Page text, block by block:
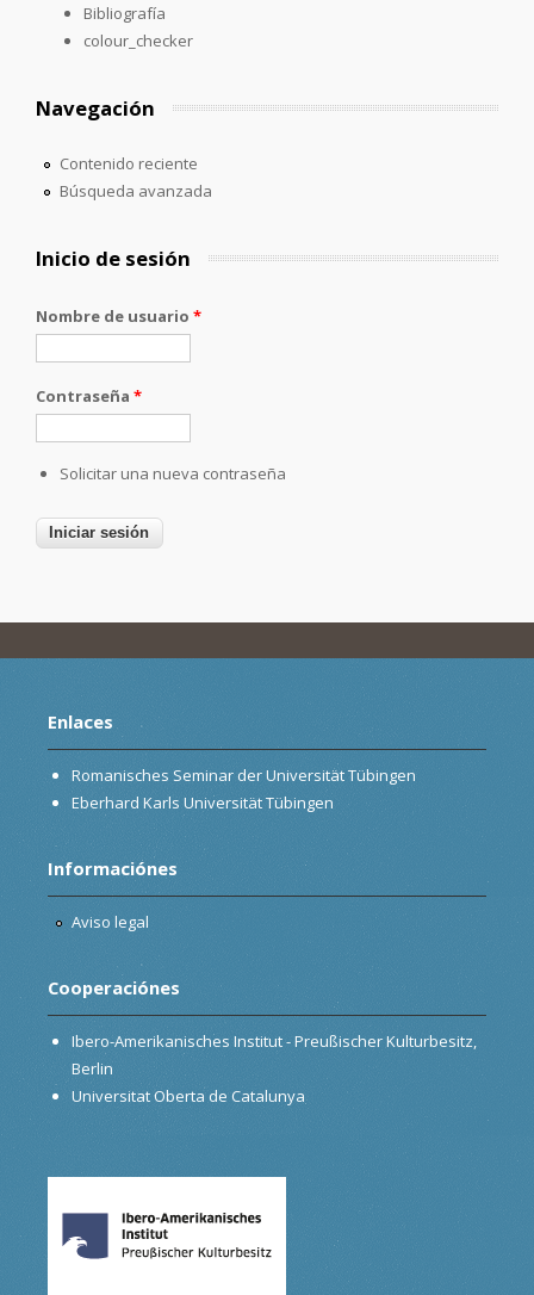
Bibliografía
colour_checker
Navegación
Contenido reciente
Búsqueda avanzada
Inicio de sesión
Nombre de usuario *
Contraseña *
Solicitar una nueva contraseña
Enlaces
Romanisches Seminar der Universität Tübingen
Eberhard Karls Universität Tübingen
Informaciónes
Aviso legal
Cooperaciónes
Ibero-Amerikanisches Institut - Preußischer Kulturbesitz,
Berlin
Universitat Oberta de Catalunya